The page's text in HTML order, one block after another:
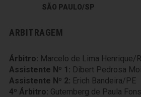
SÃO PAULO/SP
ARBITRAGEM
Árbitro: Marcelo de Lima Henrique/
Assistente Nº 1: Dibert Pedrosa
Assistente Nº 2: Erich Bandeira/PE
4º Árbitro: Gutemberg de Paula